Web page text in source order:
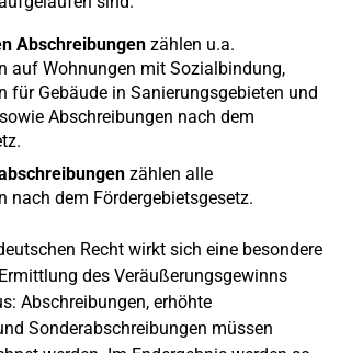
Abschreibungen zählen u.a.
auf Wohnungen mit Sozialbindung,
für Gebäude in Sanierungsgebieten und
Abschreibungen nach dem
zählen alle
nach dem Fördergebietsgesetz.
Recht wirkt sich eine besondere
des Veräußerungsgewinns
Abschreibungen, erhöhte
Sonderabschreibungen müssen